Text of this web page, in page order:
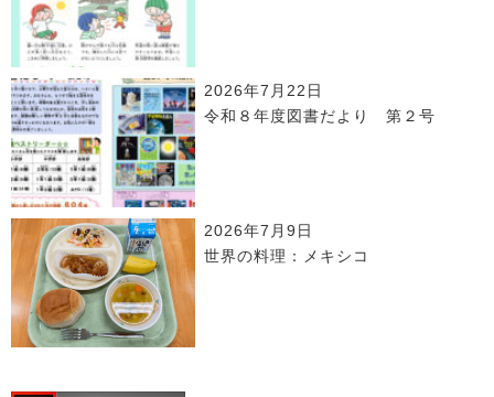
2026年7月22日
令和８年度図書だより 第２号
2026年7月9日
世界の料理：メキシコ